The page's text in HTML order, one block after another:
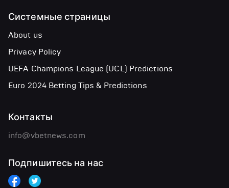
Системные страницы
About us
Privacy Policy
UEFA Champions League (UCL) Predictions
Euro 2024 Betting Tips & Predictions
Контакты
info@vbetnews.com
Подпишитесь на нас